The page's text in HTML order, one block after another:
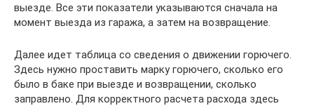
выезде. Все эти показатели указываются сначала на
момент выезда из гаража, а затем на возвращение.
Далее идет таблица со сведения о движении горючего.
Здесь нужно проставить марку горючего, сколько его
было в баке при выезде и возвращении, сколько
заправлено. Для корректного расчета расхода здесь